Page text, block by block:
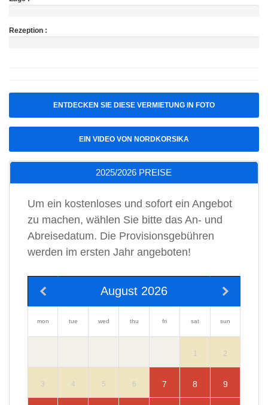
Rezeption :
ENTDECKEN SIE DIESE VERMIETUNG IN FOTO
EIN VIDEO VON NORDKORSIKA
2025/2026 PREISE
Um ein kostenloses und sofort ein Angebot
zu machen, wählen Sie bitte das An- und
Abreisedatum. Die Provisionsgebühren
werden im ersten Jahr angeboten!
August 2026
mon tue wed thu fri sat sun
1 2
3 4 5 6 7 8 9